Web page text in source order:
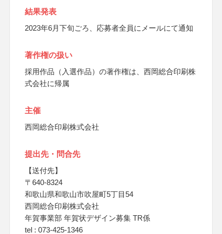
結果発表
2023年6月下旬ごろ、応募者全員にメールにて通知
著作権の扱い
採用作品（入選作品）の著作権は、西岡総合印刷株
式会社に帰属
主催
西岡総合印刷株式会社
提出先・問合先
【送付先】
〒640-8324
和歌山県和歌山市吹屋町5丁目54
西岡総合印刷株式会社
年賀事業部 年賀状デザイン募集 TR係
tel : 073-425-1346